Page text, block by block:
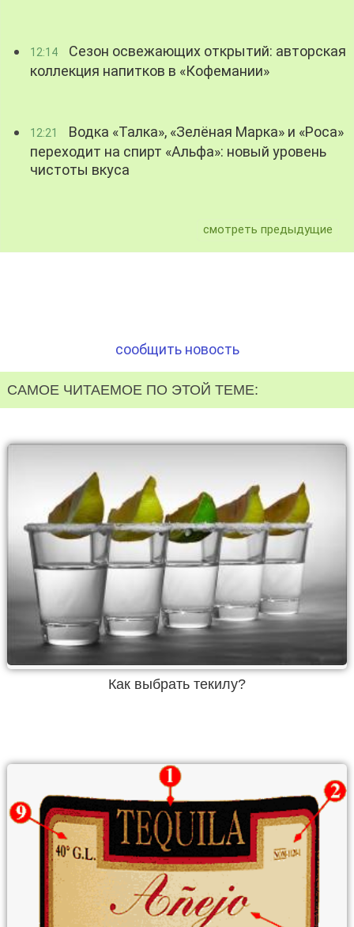
12:14
Сезон освежающих открытий: авторская
коллекция напитков в «Кофемании»
12:21
Водка «Талка», «Зелёная Марка» и «Роса»
переходит на спирт «Альфа»: новый уровень
чистоты вкуса
смотреть предыдущие
сообщить новость
САМОЕ ЧИТАЕМОЕ ПО ЭТОЙ ТЕМЕ:
Как выбрать текилу?